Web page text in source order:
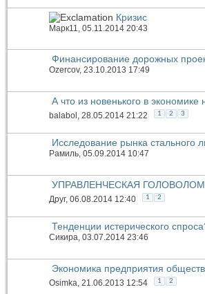
Кризис
Марк11 , 05.11.2014 20:43
Финансирование дорожных
Ozercov, 23.10.2013 17:49
А что из новенького в экономике
balabol , 28.05.2014 21:22 1 2 3
Исследование рынка стального
Рамиль, 05.09.2014 10:47
УПРАВЛЕНЧЕСКАЯ
Друг, 06.08.2014 12:40 1 2
Тенденции истерического
Сикира, 03.07.2014 23:46
Экономика предприятия
Osimka , 21.06.2013 12:54 1 2